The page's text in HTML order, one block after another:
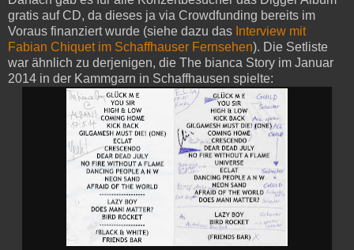
gratis auf CD, da dieses ja via Crowdfunding bereits im
Voraus finanziert wurde (siehe dazu das Interview mit
Fabian Chiquet im Schaffhauser Fernsehen). Die Setliste
war ähnlich zu derjenigen, die The bianca Story im Januar
2014 in der Kammgarn in Schaffhausen spielte: